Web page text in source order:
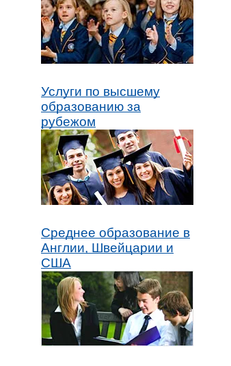
Услуги по высшему
образованию за
рубежом
Среднее образование в
Англии, Швейцарии и
США